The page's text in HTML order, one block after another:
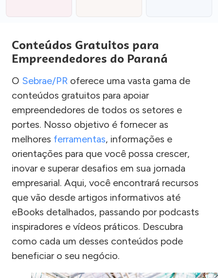
Conteúdos Gratuitos para
Empreendedores do Paraná
O Sebrae/PR oferece uma vasta gama de
conteúdos gratuitos para apoiar
empreendedores de todos os setores e
portes. Nosso objetivo é fornecer as
melhores ferramentas, informações e
orientações para que você possa crescer,
inovar e superar desafios em sua jornada
empresarial. Aqui, você encontrará recursos
que vão desde artigos informativos até
eBooks detalhados, passando por podcasts
inspiradores e vídeos práticos. Descubra
como cada um desses conteúdos pode
beneficiar o seu negócio.